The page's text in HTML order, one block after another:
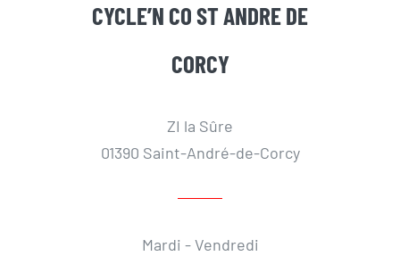
CYCLE’N CO ST ANDRE DE
CORCY
ZI la Sûre
01390 Saint-André-de-Corcy
Mardi - Vendredi